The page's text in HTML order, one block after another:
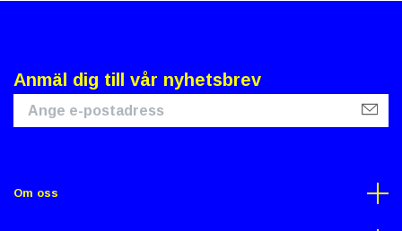
Anmäl dig till vår nyhetsbrev
Om oss